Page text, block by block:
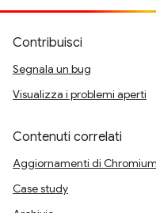
Contribuisci
Segnala un bug
Visualizza i problemi aperti
Contenuti correlati
Aggiornamenti di Chromium
Case study